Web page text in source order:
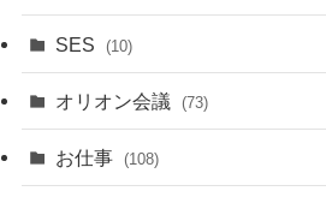
SES (10)
オリオン会議 (73)
お仕事 (108)